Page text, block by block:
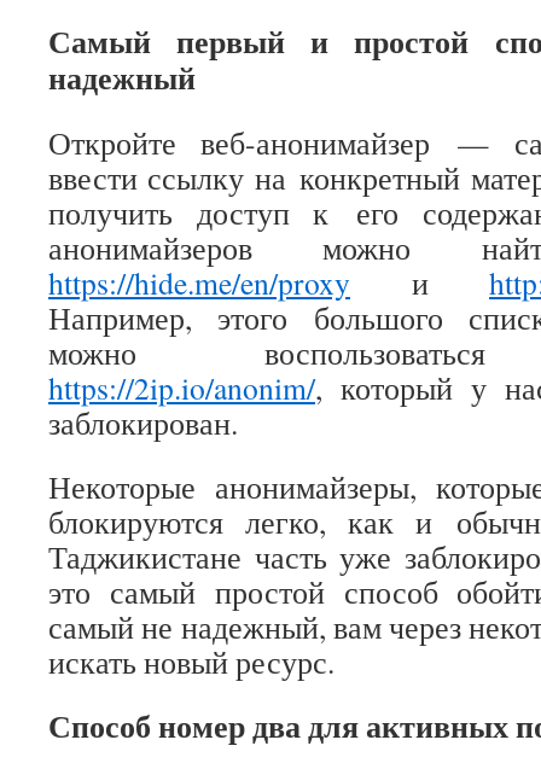
Самый первый и простой
надежный
Откройте веб-анонимайзер —
ввести ссылку на конкретный
получить доступ к его
анонимайзеров можно
https://hide.me/en/proxy и
Например, этого большого
можно воспользоваться
https://2ip.io/anonim/, который у
заблокирован.
Некоторые анонимайзеры,
блокируются легко, как и
Таджикистане часть уже
это самый простой способ
самый не надежный, вам через
искать новый ресурс.
Способ номер два для активных